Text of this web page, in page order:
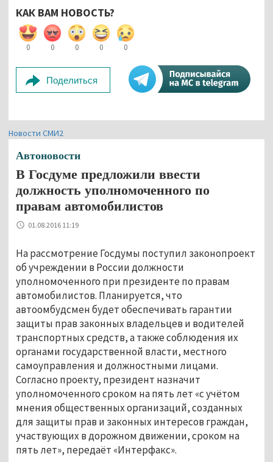
КАК ВАМ НОВОСТЬ?
0 0 0 0 0
Поделиться
Новости СМИ2
Автоновости
В Госдуме предложили ввести
должность уполномоченного по
правам автомобилистов
01.08.2016 11:19
На рассмотрение Госдумы поступил законопроект
об учреждении в России должности
уполномоченного при президенте по правам
автомобилистов. Планируется, что
автоомбудсмен будет обеспечивать гарантии
защиты прав законных владельцев и водителей
транспортных средств, а также соблюдения их
органами государственной власти, местного
самоуправления и должностными лицами.
Согласно проекту, президент назначит
уполномоченного сроком на пять лет «с учётом
мнения общественных организаций, созданных
для защиты прав и законных интересов граждан,
участвующих в дорожном движении, сроком на
пять лет», передаёт «Интерфакс».